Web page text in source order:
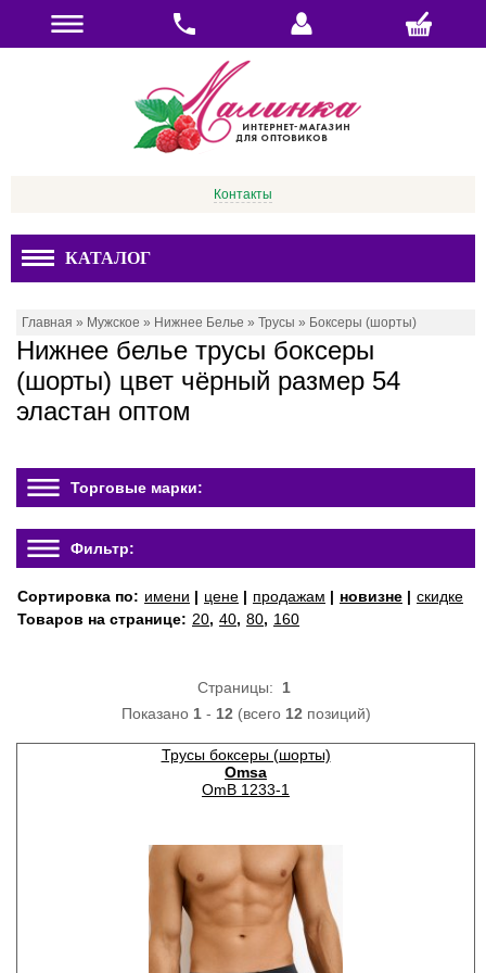
Контакты
КАТАЛОГ
Главная » Мужское » Нижнее Белье » Трусы » Боксеры (шорты)
Нижнее белье трусы боксеры
(шорты) цвет чёрный размер 54
эластан оптом
Торговые марки:
Фильтр:
Сортировка по: имени | цене | продажам | новизне | скидке
Товаров на странице: 20, 40, 80, 160
Страницы: 1
Показано 1- 12 (всего 12 позиций)
Трусы боксеры (шорты)
Omsa
OmB 1233-1